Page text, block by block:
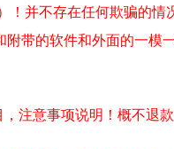
并不存在任何欺骗的情
带的软件和外面的一模
注意事项说明！概不退款